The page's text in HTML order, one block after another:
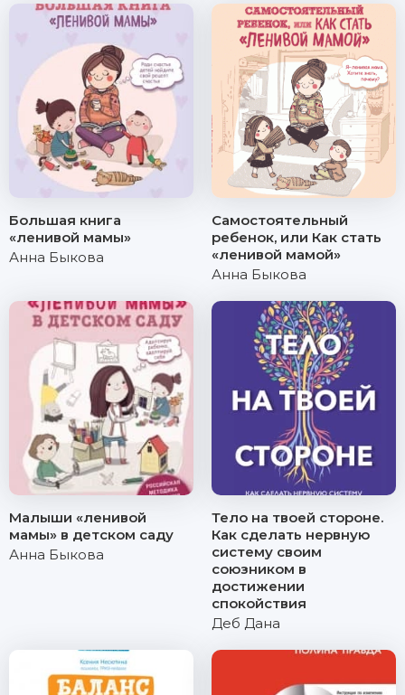
Большая книга
«ленивой мамы»
Анна Быкова
Самостоятельный
ребенок, или Как стать
«ленивой мамой»
Анна Быкова
Малыши «ленивой
мамы» в детском саду
Анна Быкова
Тело на твоей стороне.
Как сделать нервную
систему своим
союзником в
достижении
спокойствия
Деб Дана